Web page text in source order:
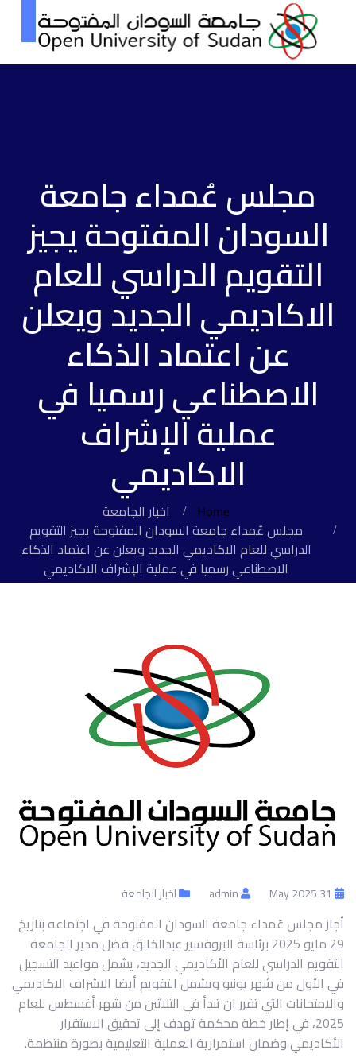
مجلس عُمداء جامعة
السودان المفتوحة يجيز
التقويم الدراسي للعام
الاكاديمي الجديد ويعلن
عن اعتماد الذكاء
الاصطناعي رسميا في
عملية الإشراف
الاكاديمي
Home
اخبار الجامعة
مجلس عُمداء جامعة السودان المفتوحة يجيز التقويم
الدراسي للعام الاكاديمي الجديد ويعلن عن اعتماد الذكاء
الاصطناعي رسميا في عملية الإشراف الاكاديمي
اخبار الجامعة
أجاز مجلس عًمداء جامعة السودان المفتوحة في اجتماعه بتاريخ
29 مايو 2025 برئاسة البروفسير عبدالخالق فضل مدير الجامعة
التقويم الدراسي للعام الأكاديمي الجديد، يشمل مواعيد التسجيل
في الأول من شهر يونيو ويشمل التقويم أيضا الاشراف الاكاديمي
والامتحانات التي تقرر ان تبدأ في الثلاثين من شهر أغسطس للعام
2025، في إطار خطة محكمة تهدف إلى تحقيق الاستقرار
الأكاديمي وضمان استمرارية العملية التعليمية بصورة منتظمة.